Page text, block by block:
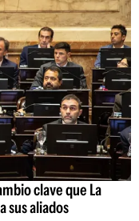
clave que La
sus aliados